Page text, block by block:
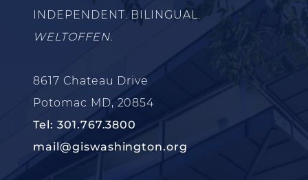
INDEPENDENT. BILINGUAL.
WELTOFFEN.
8617 Chateau Drive
Potomac MD, 20854
Tel: 301.767.3800
mail@giswashington.org